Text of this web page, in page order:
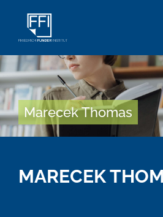
Marecek Thomas
MARECEK